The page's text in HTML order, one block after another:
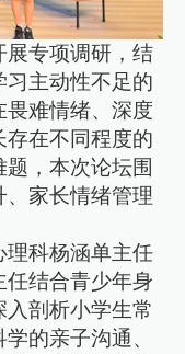
展专项调研，结
主动性不足的
畏难情绪、深度
在不同程度的
，本次论坛围
家长情绪管理
理科杨涵单主任
任结合青少年身
剖析小学生常
的亲子沟通、